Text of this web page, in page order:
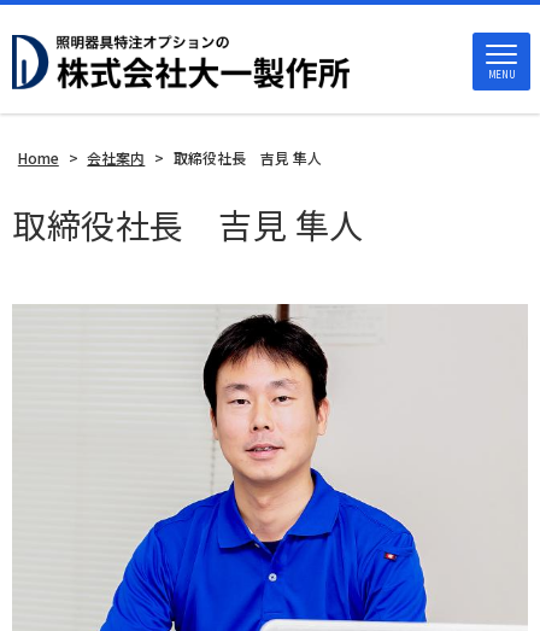
MENU
Home > 会社案内 > 取締役社長 吉見 隼人
取締役社長 吉見 隼人